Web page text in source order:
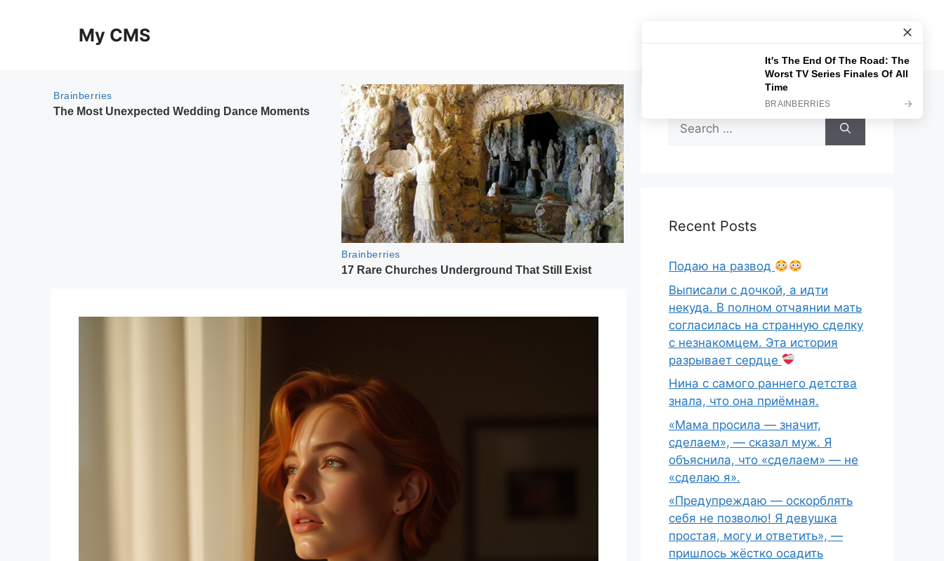
My CMS
Search
for:
Recent Posts
Подаю на развод
Выписали с дочкой, а идти
некуда. В полном отчаянии мать
согласилась на странную сделку
с незнакомцем. Эта история
разрывает сердце
Нина с самого раннего детства
знала, что она приёмная.
«Мама просила — значит,
сделаем», — сказал муж. Я
объяснила, что «сделаем» — не
«сделаю я».
«Предупреждаю — оскорблять
себя не позволю! Я девушка
простая, могу и ответить», —
пришлось жёстко осадить